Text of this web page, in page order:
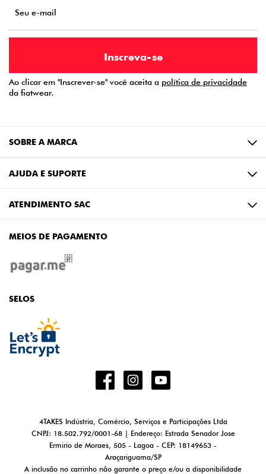
Ao clicar em "Inscrever-se" você aceita a política de privacidade
da fiatwear.
SOBRE A MARCA
AJUDA E SUPORTE
ATENDIMENTO SAC
MEIOS DE PAGAMENTO
SELOS
4TAKES Indústria, Comércio, Serviços e Participações Ltda
CNPJ: 18.502.792/0001-68 | Endereço: Estrada Senador Jose
Ermirio de Moraes, 505 - Lagoa - CEP: 18149653 -
Araçariguama/SP
A inclusão no carrinho não garante o preço e/ou a disponibilidade